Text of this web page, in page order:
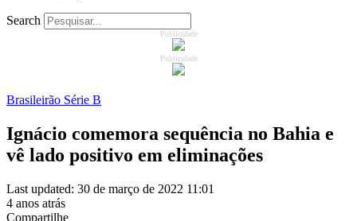
Search
Publicidade
Publicidade
Brasileirão Série B
Ignácio comemora sequência no Bahia e
vê lado positivo em eliminações
Last updated: 30 de março de 2022 11:01
4 anos atrás
Compartilhe